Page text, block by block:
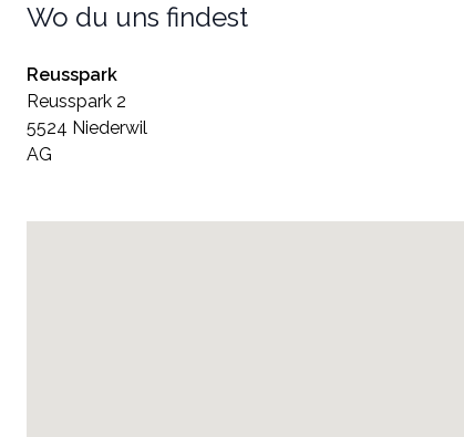
Wo du uns findest
Reusspark
Reusspark 2
5524 Niederwil
AG